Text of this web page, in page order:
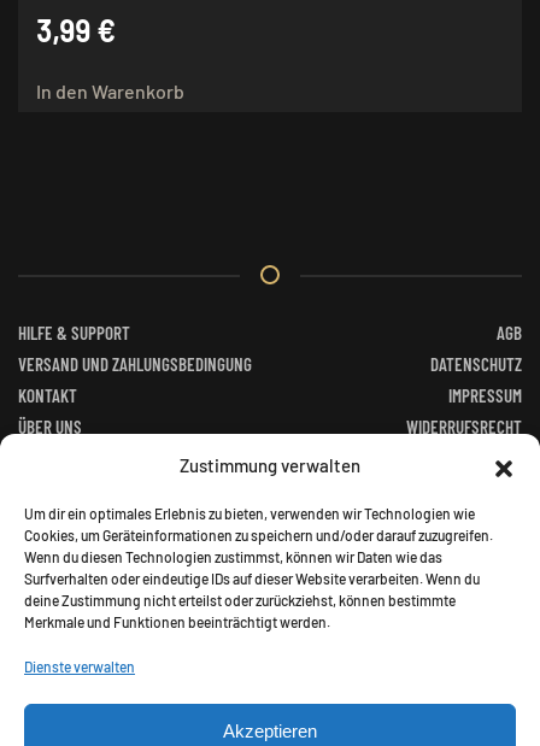
Zustimmung verwalten
Um dir ein optimales Erlebnis zu bieten, verwenden wir Technologien wie
Cookies, um Geräteinformationen zu speichern und/oder darauf zuzugreifen.
Wenn du diesen Technologien zustimmst, können wir Daten wie das
Surfverhalten oder eindeutige IDs auf dieser Website verarbeiten. Wenn du
deine Zustimmung nicht erteilst oder zurückziehst, können bestimmte
Merkmale und Funktionen beeinträchtigt werden.
Dienste verwalten
Akzeptieren
3,99 €
In den Warenkorb
HILFE & SUPPORT
VERSAND UND ZAHLUNGSBEDINGUNG
KONTAKT
ÜBER UNS
AGB
DATENSCHUTZ
IMPRESSUM
WIDERRUFSRECHT
ALTGERÄTEVERORDNUNG